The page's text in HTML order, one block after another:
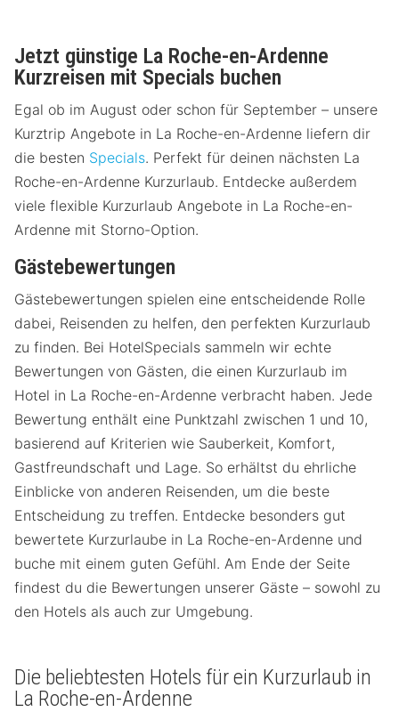
Jetzt günstige La Roche-en-Ardenne
Kurzreisen mit Specials buchen
Egal ob im August oder schon für September – unsere
Kurztrip Angebote in La Roche-en-Ardenne liefern dir
die besten Specials. Perfekt für deinen nächsten La
Roche-en-Ardenne Kurzurlaub. Entdecke außerdem
viele flexible Kurzurlaub Angebote in La Roche-en-
Ardenne mit Storno-Option.
Gästebewertungen
Gästebewertungen spielen eine entscheidende Rolle
dabei, Reisenden zu helfen, den perfekten Kurzurlaub
zu finden. Bei HotelSpecials sammeln wir echte
Bewertungen von Gästen, die einen Kurzurlaub im
Hotel in La Roche-en-Ardenne verbracht haben. Jede
Bewertung enthält eine Punktzahl zwischen 1 und 10,
basierend auf Kriterien wie Sauberkeit, Komfort,
Gastfreundschaft und Lage. So erhältst du ehrliche
Einblicke von anderen Reisenden, um die beste
Entscheidung zu treffen. Entdecke besonders gut
bewertete Kurzurlaube in La Roche-en-Ardenne und
buche mit einem guten Gefühl. Am Ende der Seite
findest du die Bewertungen unserer Gäste – sowohl zu
den Hotels als auch zur Umgebung.
Die beliebtesten Hotels für ein Kurzurlaub in
La Roche-en-Ardenne